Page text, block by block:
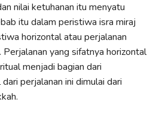
nilai ketuhanan itu menyatu
itu dalam peristiwa isra miraj
horizontal atau perjalanan
yang sifatnya horizontal
menjadi bagian dari
perjalanan ini dimulai dari